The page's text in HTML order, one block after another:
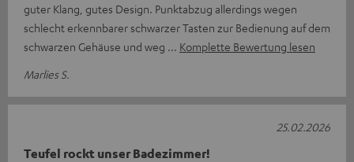
guter Klang, gutes Design. Punktabzug allerdings wegen
schlecht erkennbarer schwarzer Tasten zur Bedienung auf dem
schwarzen Gehäuse und weg
Komplette Bewertung lesen
Marlies S.
Teufel rockt unser Badezimmer!
25.02.2026